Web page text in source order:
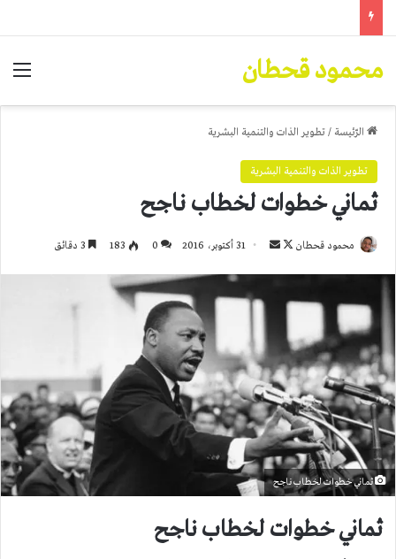
محمود قحطان
الرّئيسة /تطوير الذات والتنمية البشرية
تطوير الذات والتنمية البشرية
ثماني خطوات لخطاب ناجح
محمود قحطان
تابعأرسل
31 أكتوبر، 2016 0
183
ثماني خطوات لخطاب ناجح
ثماني خطوات لخطاب ناجح